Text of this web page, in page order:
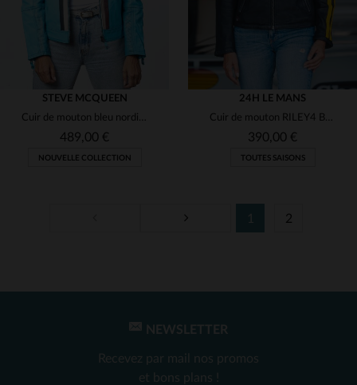
STEVE MCQUEEN
Cuir de mouton bleu nordique, coupe slim et style rétro années 70.
489,00 €
NOUVELLE COLLECTION
24H LE MANS
Cuir de mouton RILEY4 BLACK, hommage aux 24 Heures du Mans 1959.
390,00 €
TOUTES SAISONS
2
NEWSLETTER
Recevez par mail nos promos
et bons plans !